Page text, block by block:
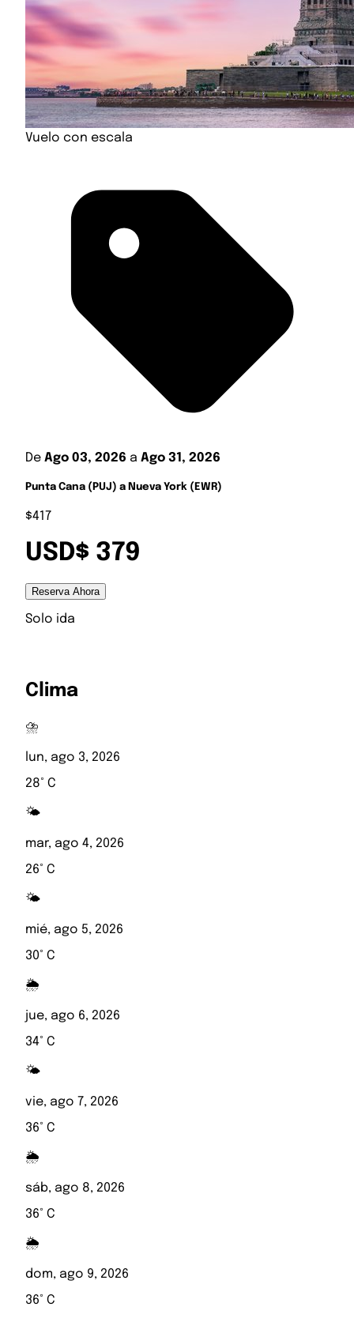
Vuelo con escala
De Ago 03, 2026 a Ago 31, 2026
Punta Cana (PUJ) a Nueva York (EWR)
$417
USD$ 379
Reserva Ahora
Solo ida
Clima
⛈️
lun, ago 3, 2026
28° C
🌤️
mar, ago 4, 2026
26° C
🌤️
mié, ago 5, 2026
30° C
🌦️
jue, ago 6, 2026
34° C
🌤️
vie, ago 7, 2026
36° C
🌦️
sáb, ago 8, 2026
36° C
🌦️
dom, ago 9, 2026
36° C